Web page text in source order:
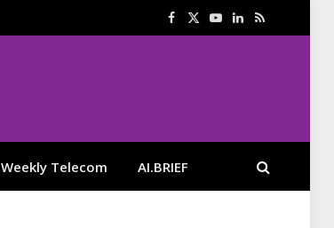
Facebook
X
YouTube
LinkedIn
RSS
Weekly Telecom AI.BRIEF